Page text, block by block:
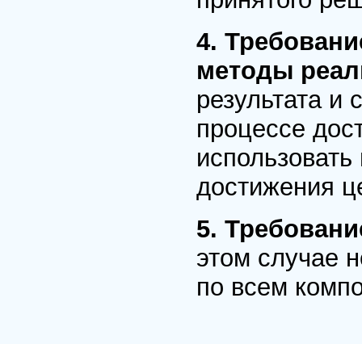
4.
методы
результата и
процессе
достижения
5.
этом случае
по всем